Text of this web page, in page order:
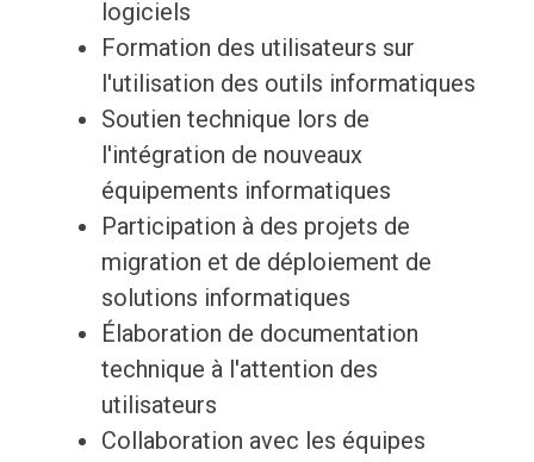
logiciels
Formation des utilisateurs sur
l'utilisation des outils informatiques
Soutien technique lors de
l'intégration de nouveaux
équipements informatiques
Participation à des projets de
migration et de déploiement de
solutions informatiques
Élaboration de documentation
technique à l'attention des
utilisateurs
Collaboration avec les équipes